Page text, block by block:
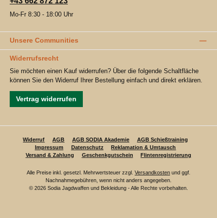
Mo-Fr 8:30 - 18:00 Uhr
Unsere Communities
Widerrufsrecht
Sie möchten einen Kauf widerrufen? Über die folgende Schaltfläche
können Sie den Widerruf Ihrer Bestellung einfach und direkt erklären.
Vertrag widerrufen
Widerruf AGB AGB SODIA Akademie
AGB Schießtraining
Impressum
Datenschutz
Reklamation & Umtausch
Versand & Zahlung
Geschenkgutschein Flintenregistrierung
Alle Preise inkl. gesetzl. Mehrwertsteuer zzgl. Versandkosten und ggf.
Nachnahmegebühren, wenn nicht anders angegeben.
© 2026 Sodia Jagdwaffen und Bekleidung - Alle Rechte vorbehalten.